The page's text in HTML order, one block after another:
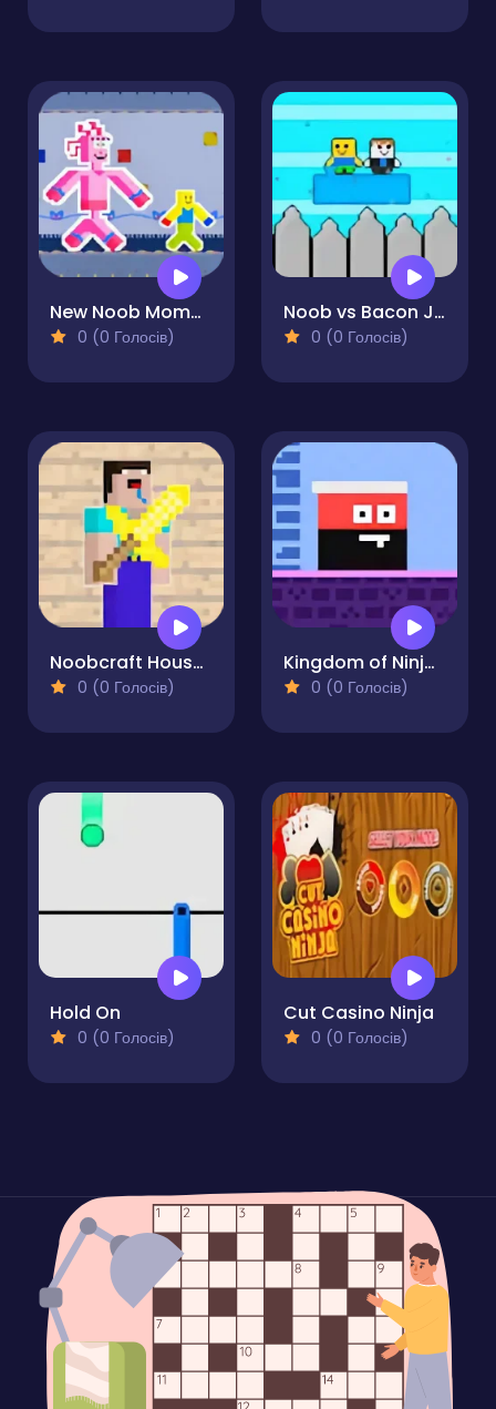
New Noob Mommy Long
0 (0 Голосів)
Noob vs Bacon Jumping
0 (0 Голосів)
Noobcraft House Escape
0 (0 Голосів)
Kingdom of Ninja 3
0 (0 Голосів)
Hold On
0 (0 Голосів)
Cut Casino Ninja
0 (0 Голосів)